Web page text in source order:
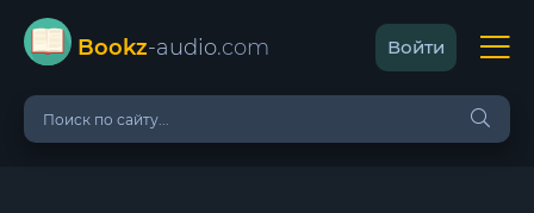
Bookz-audio.com Войти